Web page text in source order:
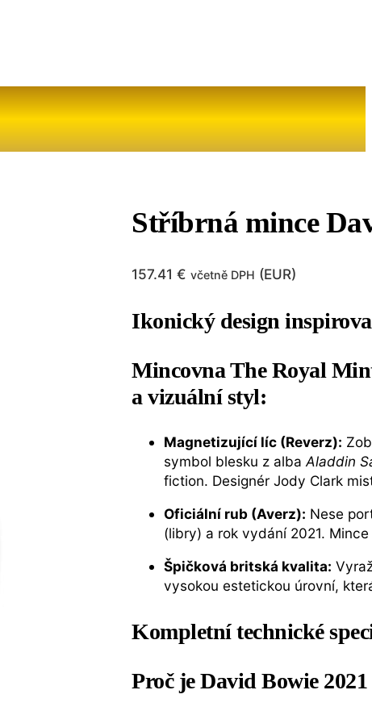
Stříbrná mince
157.41€ včetně DPH (EUR)
Ikonický design
Mincovna The Royal
a vizuální styl:
Magnetizující líc (Reverz):
symbol blesku z albaAladdin
fiction. Designér Jody Clark
Oficiální rub (Averz): Nese
(libry) a rok vydání 2021.
Špičková britská kvalita:
vysokou estetickou úrovní,
Kompletní technické
Proč je David Bowie